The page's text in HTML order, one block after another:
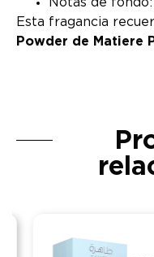
Esta fragancia
Powder de Matiere